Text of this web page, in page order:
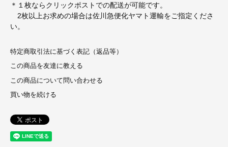
＊１枚ならクリックポストでの配送が可能です。
2枚以上お求めの場合は佐川急便化ヤマト運輸をご指定くださ
い。
特定商取引法に基づく表記（返品等）
この商品を友達に教える
この商品について問い合わせる
買い物を続ける